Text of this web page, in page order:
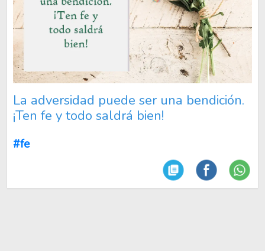
La adversidad puede ser una bendición.
¡Ten fe y todo saldrá bien!
#fe